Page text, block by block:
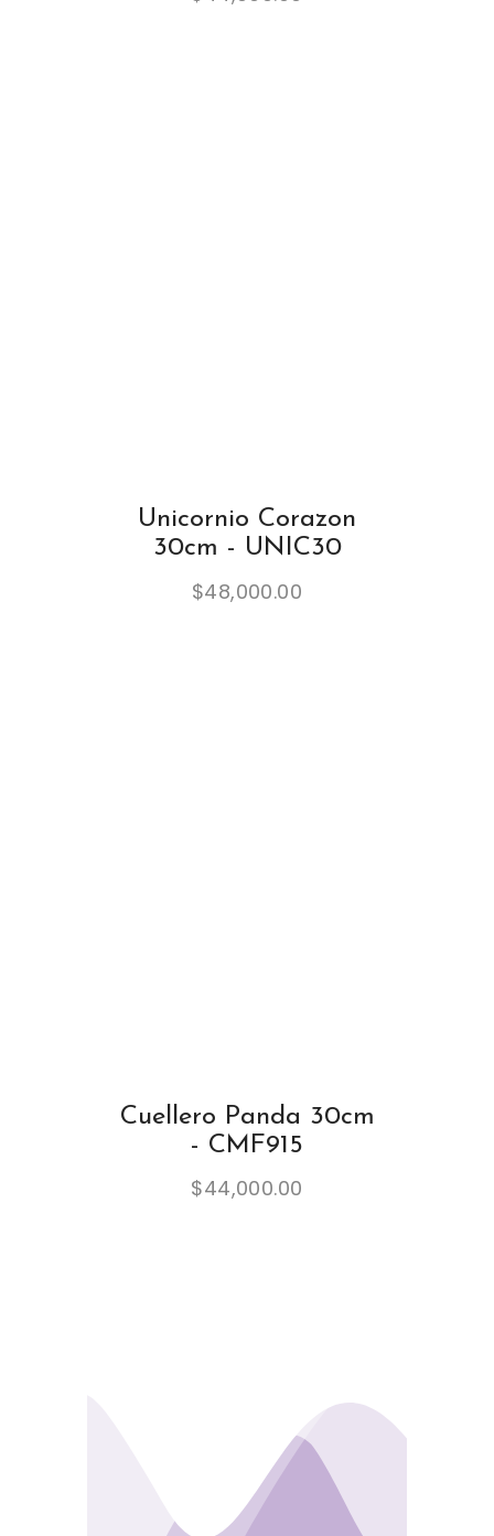
Unicornio Corazon
30cm - UNIC30
$48,000.00
Cuellero Panda 30cm
- CMF915
$44,000.00